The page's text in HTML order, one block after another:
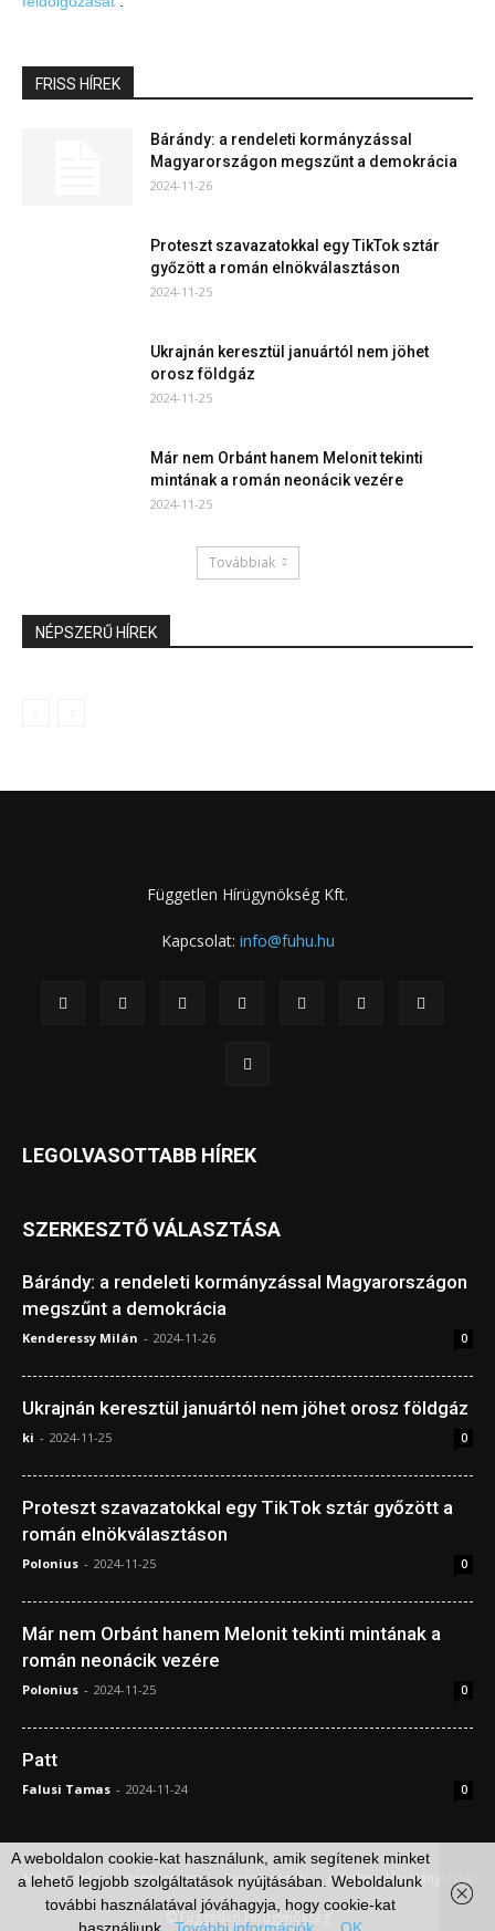
FRISS HÍREK
Bárándy: a rendeleti kormányzással
Magyarországon megszűnt a demokrácia
2024-11-26
Proteszt szavazatokkal egy TikTok sztár
győzött a román elnökválasztáson
2024-11-25
Ukrajnán keresztül januártól nem jöhet
orosz földgáz
2024-11-25
Már nem Orbánt hanem Melonit tekinti
mintának a román neonácik vezére
2024-11-25
Továbbiak
NÉPSZERŰ HÍREK
Független Hírügynökség Kft.
Kapcsolat: info@fuhu.hu
LEGOLVASOTTABB HÍREK
SZERKESZTŐ VÁLASZTÁSA
Bárándy: a rendeleti kormányzással Magyarországon
megszűnt a demokrácia
Kenderessy Milán - 2024-11-26 0
Ukrajnán keresztül januártól nem jöhet orosz földgáz
ki - 2024-11-25 0
Proteszt szavazatokkal egy TikTok sztár győzött a
román elnökválasztáson
Polonius - 2024-11-25 0
Már nem Orbánt hanem Melonit tekinti mintának a
román neonácik vezére
Polonius - 2024-11-25 0
Patt
Falusi Tamas - 2024-11-24 0
Médiaajánlat Impresszum Szerzői jogok Adatkezelési irányelvek
© Független Hírügynökség
A weboldalon cookie-kat használunk, amik segítenek minket
a lehető legjobb szolgáltatások nyújtásában. Weboldalunk
további használatával jóváhagyja, hogy cookie-kat